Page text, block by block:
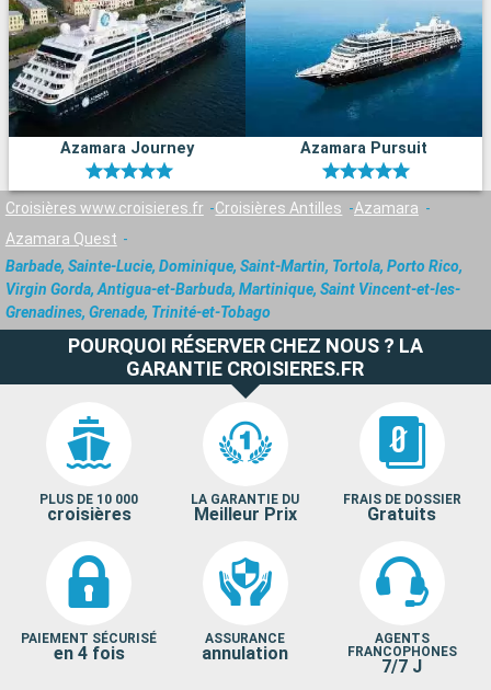
Azamara Journey Azamara Pursuit
Croisières www.croisieres.fr Croisières Antilles
Azamara
Azamara Quest
Barbade, Sainte-Lucie, Dominique, Saint-Martin, Tortola, Porto Rico,
Virgin Gorda, Antigua-et-Barbuda, Martinique, Saint Vincent-et-les-
Grenadines, Grenade, Trinité-et-Tobago
POURQUOI RÉSERVER CHEZ NOUS ? LA
GARANTIE CROISIERES.FR
PLUS DE 10 000
croisières
LA GARANTIE DU
Meilleur Prix
FRAIS DE DOSSIER
Gratuits
PAIEMENT SÉCURISÉ
en 4 fois
ASSURANCE
annulation
AGENTS
FRANCOPHONES
7/7 J